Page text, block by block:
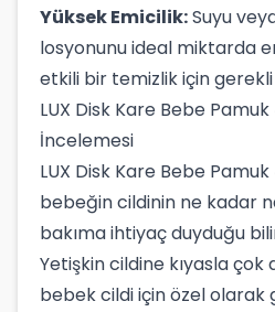
Yüksek Emicilik:Suyu
losyonunu ideal miktarda
etkili bir temizlik için
LUX Disk Kare Bebe
İncelemesi
LUX Disk Kare Bebe
bebeğin cildinin ne kadar
bakıma ihtiyaç duyduğu
Yetişkin cildine kıyasla çok
bebek cildi için özel olarak